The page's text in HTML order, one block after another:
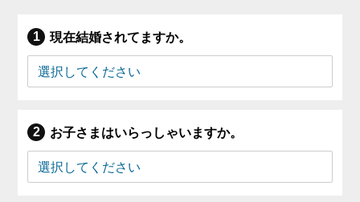
現在結婚されてますか。
お子さまはいらっしゃいますか。